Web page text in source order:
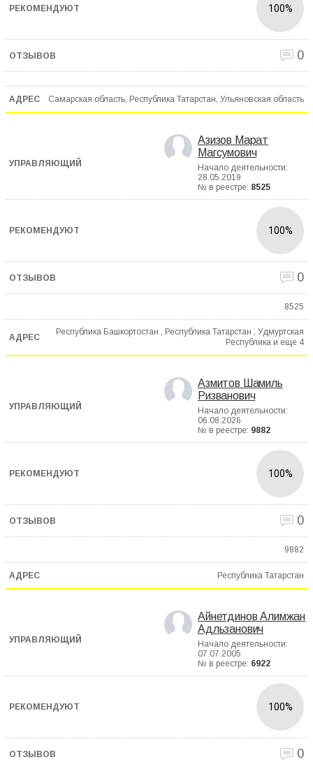
100%
0
Самарская область, Республика Татарстан, Ульяновская область
Азизов Марат
Магсумович
Начало деятельности:
28.05.2019
№ в реестре: 8525
100%
0
8525
Республика Башкортостан , Республика Татарстан , Удмуртская
Республика и еще 4
Азмитов Шамиль
Ризванович
Начало деятельности:
06.08.2026
№ в реестре: 9882
100%
0
9882
Республика Татарстан
Айнетдинов Алимжан
Адльзанович
Начало деятельности:
07.07.2005
№ в реестре: 6922
100%
0